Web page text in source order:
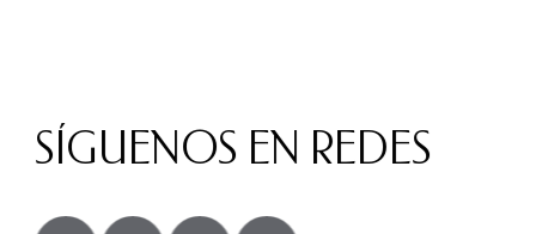
SÍGUENOS EN REDES